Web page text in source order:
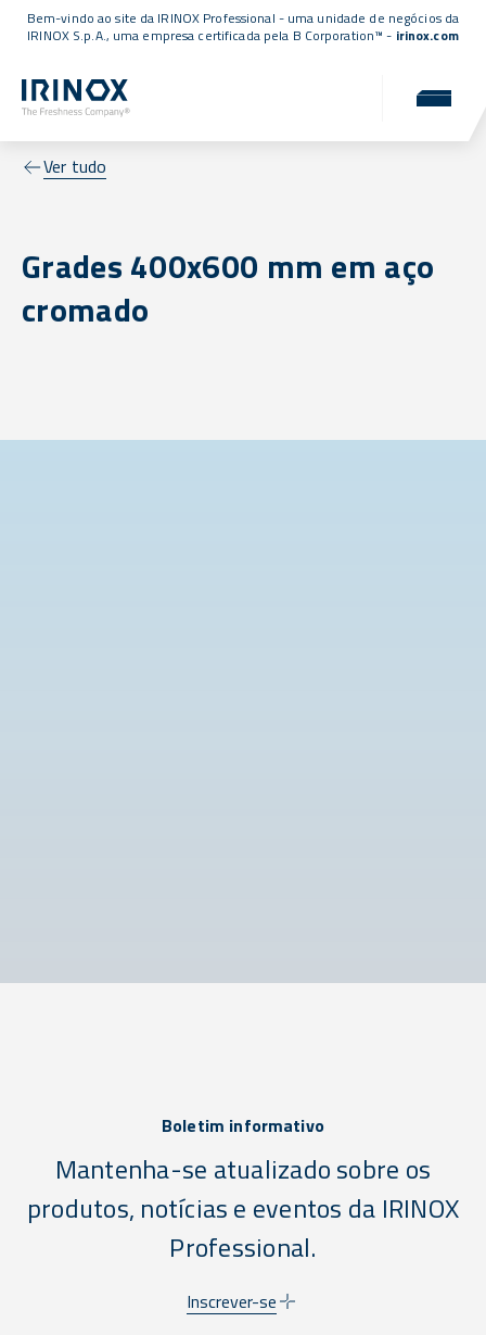
Bem-vindo ao site da IRINOX Professional - uma unidade de negócios da
IRINOX S.p.A., uma empresa certificada pela B Corporation™ - irinox.com
Ver tudo
Grades 400x600 mm em aço
cromado
Boletim informativo
Mantenha-se atualizado sobre os
produtos, notícias e eventos da IRINOX
Professional.
Inscrever-se